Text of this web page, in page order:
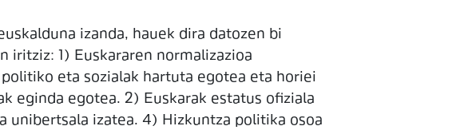
izanda, hauek dira datozen bi
iritziz: 1) Euskararen normalizazioa
eta sozialak hartuta egotea eta horiei
eginda egotea. 2) Euskarak estatus ofiziala
unibertsala izatea. 4) Hizkuntza politika osoa